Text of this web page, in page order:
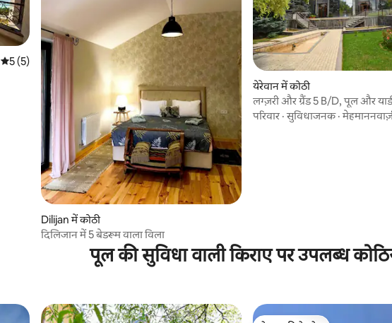
औसत रेटिंग 5 में से 5, 5 समीक्षाएँ
5 (5)
Dilijan में कोठी
दिलिजान में 5 बेडरूम वाला विला
येरेवान में कोठी
लग्ज़री और ग्रैंड 5 B/D, पूल और
-555
परिवार ·सुविधाजनक·
पूल की सुविधा वाली किराए पर उपलब्ध